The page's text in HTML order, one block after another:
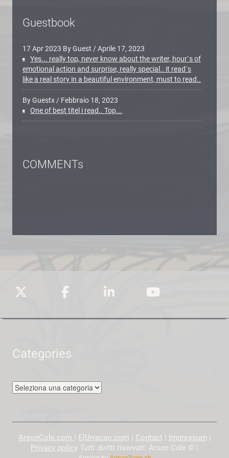
Guestbook
17 Apr 2023 By Guest /Aprile 17, 2023
Yes... really top, never know about the writer, hour`s of
emotional action and surprise, really special.. it read`s
like a real story in a beautiful environment, must to read..
By Guestx / Febbraio 18, 2023
One of best titel i read.. Top...
COMMENTs
Categories
Categories
ArsonCole.com | ElUrracao.com | Contact | Impressum |
Privacy policy Tutti diritti riservati: Arson Cole © |